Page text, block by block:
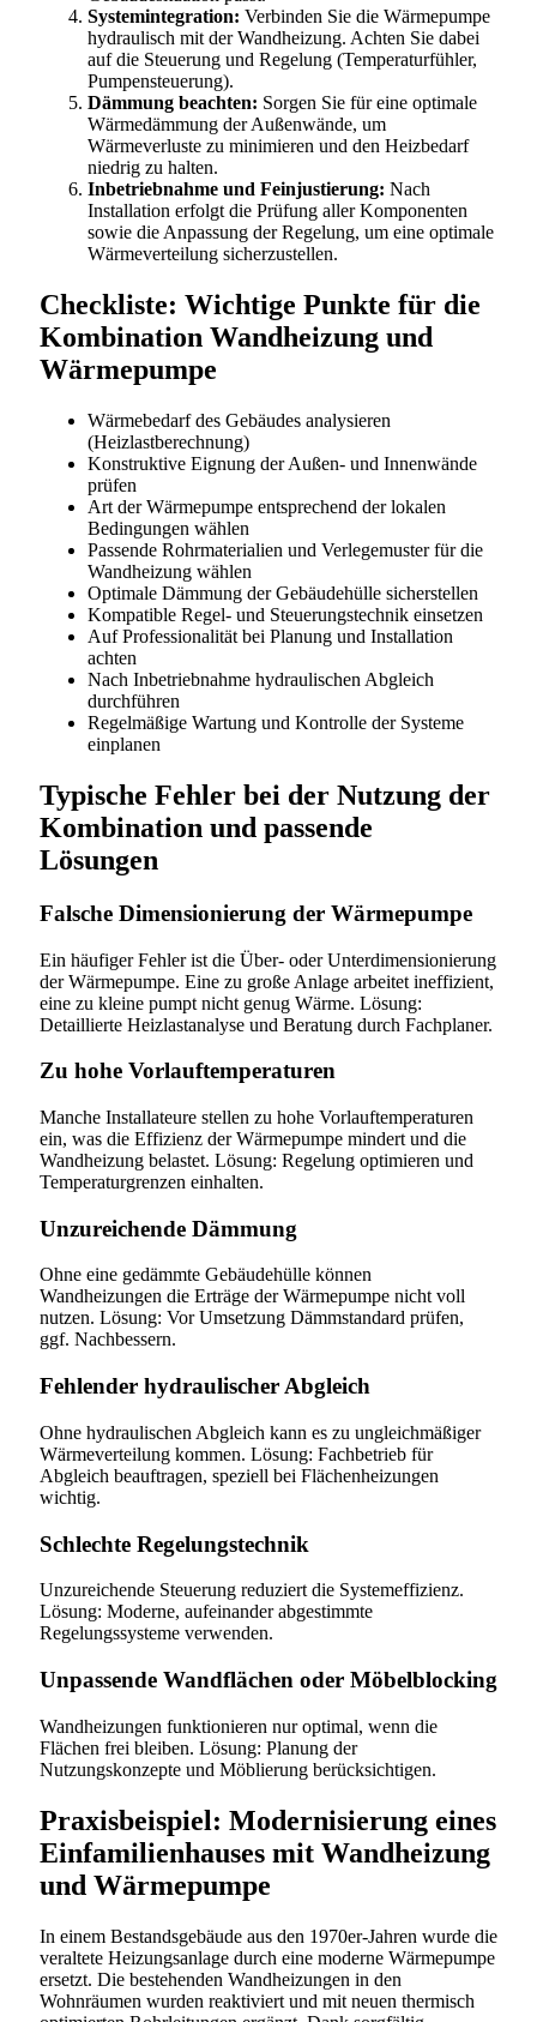
Systemintegration: Verbinden Sie die Wärmepumpe
hydraulisch mit der Wandheizung. Achten Sie dabei
auf die Steuerung und Regelung (Temperaturfühler,
Pumpensteuerung).
Dämmung beachten: Sorgen Sie für eine optimale
Wärmedämmung der Außenwände, um
Wärmeverluste zu minimieren und den Heizbedarf
niedrig zu halten.
Inbetriebnahme und Feinjustierung: Nach
Installation erfolgt die Prüfung aller Komponenten
sowie die Anpassung der Regelung, um eine optimale
Wärmeverteilung sicherzustellen.
Checkliste: Wichtige Punkte für die
Kombination Wandheizung und
Wärmepumpe
Wärmebedarf des Gebäudes analysieren
(Heizlastberechnung)
Konstruktive Eignung der Außen- und Innenwände
prüfen
Art der Wärmepumpe entsprechend der lokalen
Bedingungen wählen
Passende Rohrmaterialien und Verlegemuster für die
Wandheizung wählen
Optimale Dämmung der Gebäudehülle sicherstellen
Kompatible Regel- und Steuerungstechnik einsetzen
Auf Professionalität bei Planung und Installation
achten
Nach Inbetriebnahme hydraulischen Abgleich
durchführen
Regelmäßige Wartung und Kontrolle der Systeme
einplanen
Typische Fehler bei der Nutzung der
Kombination und passende
Lösungen
Falsche Dimensionierung der Wärmepumpe
Ein häufiger Fehler ist die Über- oder Unterdimensionierung
der Wärmepumpe. Eine zu große Anlage arbeitet ineffizient,
eine zu kleine pumpt nicht genug Wärme. Lösung:
Detaillierte Heizlastanalyse und Beratung durch Fachplaner.
Zu hohe Vorlauftemperaturen
Manche Installateure stellen zu hohe Vorlauftemperaturen
ein, was die Effizienz der Wärmepumpe mindert und die
Wandheizung belastet. Lösung: Regelung optimieren und
Temperaturgrenzen einhalten.
Unzureichende Dämmung
Ohne eine gedämmte Gebäudehülle können
Wandheizungen die Erträge der Wärmepumpe nicht voll
nutzen. Lösung: Vor Umsetzung Dämmstandard prüfen,
ggf. Nachbessern.
Fehlender hydraulischer Abgleich
Ohne hydraulischen Abgleich kann es zu ungleichmäßiger
Wärmeverteilung kommen. Lösung: Fachbetrieb für
Abgleich beauftragen, speziell bei Flächenheizungen
wichtig.
Schlechte Regelungstechnik
Unzureichende Steuerung reduziert die Systemeffizienz.
Lösung: Moderne, aufeinander abgestimmte
Regelungssysteme verwenden.
Unpassende Wandflächen oder Möbelblocking
Wandheizungen funktionieren nur optimal, wenn die
Flächen frei bleiben. Lösung: Planung der
Nutzungskonzepte und Möblierung berücksichtigen.
Praxisbeispiel: Modernisierung eines
Einfamilienhauses mit Wandheizung
und Wärmepumpe
In einem Bestandsgebäude aus den 1970er-Jahren wurde die
veraltete Heizungsanlage durch eine moderne Wärmepumpe
ersetzt. Die bestehenden Wandheizungen in den
Wohnräumen wurden reaktiviert und mit neuen thermisch